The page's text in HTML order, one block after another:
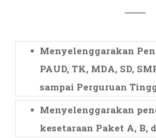
Menyelenggarakan
PAUD, TK, MDA, SD,
sampai Perguruan
Menyelenggarakan
kesetaraan Paket A, B,